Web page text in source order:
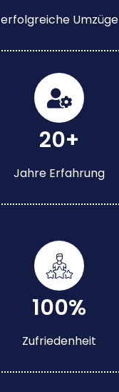
erfolgreiche Umzüge
20+
Jahre Erfahrung
100%
Zufriedenheit